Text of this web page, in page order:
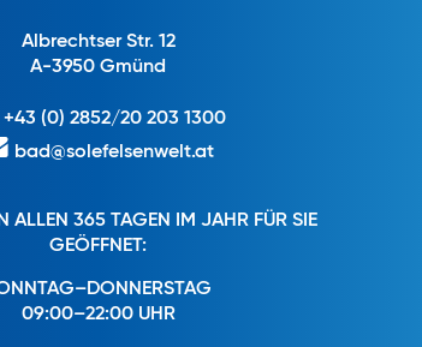
Albrechtser Str. 12
A-3950 Gmünd
+43 (0) 2852/20 203 1300
bad@solefelsenwelt.at
ALLEN 365 TAGEN IM JAHR FÜR SIE
GEÖFFNET:
09:00–22:00 UHR